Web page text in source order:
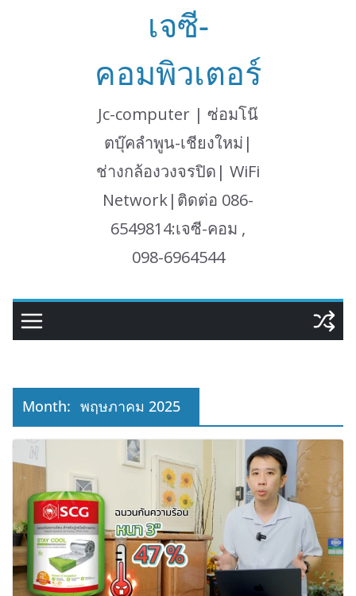
เจซี-
คอมพิวเตอร์
Jc-computer | ซ่อมโน๊
ตบุ๊คลำพูน-เชียงใหม่|
ช่างกล้องวงจรปิด| WiFi
Network|ติดต่อ 086-
6549814:เจซี-คอม ,
098-6964544
Month: พฤษภาคม 2025